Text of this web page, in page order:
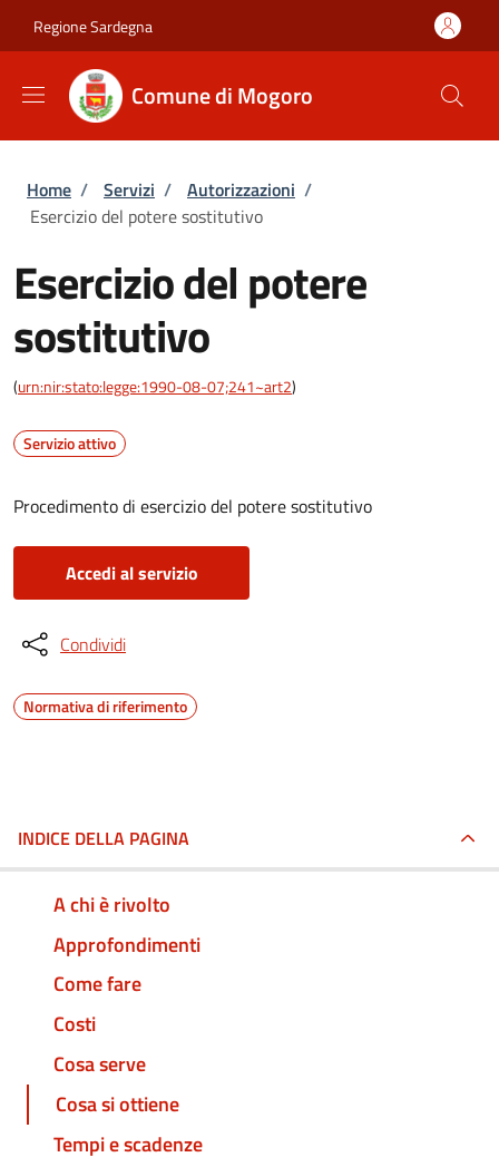
Regione Sardegna
Comune di Mogoro
Briciole di pane
Home / Servizi / Autorizzazioni /
Esercizio del potere sostitutivo
Esercizio del potere
sostitutivo
(urn:nir:stato:legge:1990-08-07;241~art2)
Servizio attivo
Procedimento di esercizio del potere sostitutivo
Accedi al servizio
Condividi
Normativa di riferimento
INDICE DELLA PAGINA
A chi è rivolto
Approfondimenti
Come fare
Costi
Cosa serve
Cosa si ottiene
Tempi e scadenze